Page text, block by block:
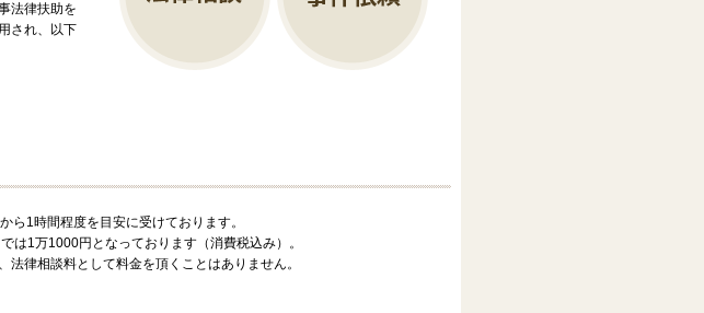
法律扶助を
され、以下
ら1時間程度を目安に受けております。
は1万1000円となっております（消費税込み）。
律相談料として料金を頂くことはありません。